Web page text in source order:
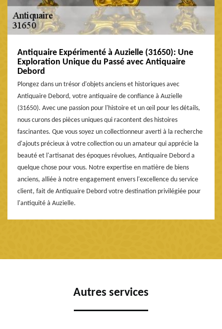
Antiquaire Expérimenté à Auzielle (31650): Une
Exploration Unique du Passé avec Antiquaire
Debord
Plongez dans un trésor d'objets anciens et historiques avec
Antiquaire Debord, votre antiquaire de confiance à Auzielle
(31650). Avec une passion pour l'histoire et un œil pour les détails,
nous curons des pièces uniques qui racontent des histoires
fascinantes. Que vous soyez un collectionneur averti à la recherche
d'ajouts précieux à votre collection ou un amateur qui apprécie la
beauté et l'artisanat des époques révolues, Antiquaire Debord a
quelque chose pour vous. Notre expertise en matière de biens
anciens, alliée à notre engagement envers l'excellence du service
client, fait de Antiquaire Debord votre destination privilégiée pour
l'antiquité à Auzielle.
Autres services